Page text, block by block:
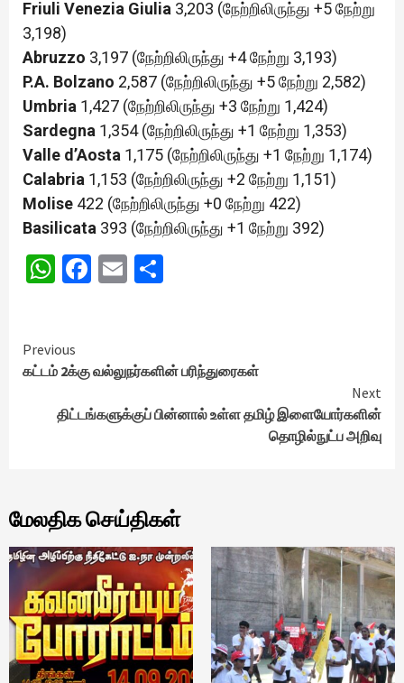
Friuli Venezia Giulia 3,203 (நேற்றிலிருந்து +5 நேற்று
3,198)
Abruzzo 3,197 (நேற்றிலிருந்து +4 நேற்று 3,193)
P.A. Bolzano 2,587 (நேற்றிலிருந்து +5 நேற்று 2,582)
Umbria 1,427 (நேற்றிலிருந்து +3 நேற்று 1,424)
Sardegna 1,354 (நேற்றிலிருந்து +1 நேற்று 1,353)
Valle d’Aosta 1,175 (நேற்றிலிருந்து +1 நேற்று 1,174)
Calabria 1,153 (நேற்றிலிருந்து +2 நேற்று 1,151)
Molise 422 (நேற்றிலிருந்து +0 நேற்று 422)
Basilicata 393 (நேற்றிலிருந்து +1 நேற்று 392)
WhatsApp
Facebook
Email
Continue
Reading
Previous
கட்டம் 2க்கு வல்லுநர்களின் பரிந்துரைகள்
Next
திட்டங்களுக்குப் பின்னால் உள்ள தமிழ் இளையோர்களின்
தொழில்நுட்ப அறிவு
மேலதிக செய்திகள்